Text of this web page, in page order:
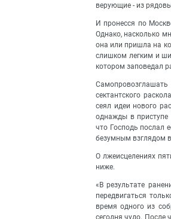
верующие - из
И пронесся по
Однако, насколько
она или пришла на
слишком легким и
котором заповедал
Самопровозглашать
сектантского
сеял идеи нового
однажды в приступе
что Господь послал
безумным взглядом
О лжеисцелениях
ниже.
«В результате
передвигаться
время одного из
сегодня чудо. После